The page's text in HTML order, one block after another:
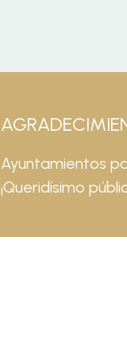
Ayuntamientos
¡Queridísimo